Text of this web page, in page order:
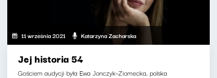
11 września 2021 Katarzyna Zacharska
Jej historia 54
Gościem audycji była Ewa Jonczyk-Ziomecka, polska